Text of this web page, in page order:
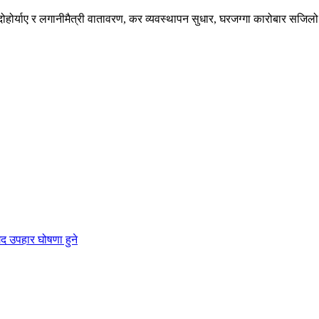
र लगानीमैत्री वातावरण, कर व्यवस्थापन सुधार, घरजग्गा कारोबार